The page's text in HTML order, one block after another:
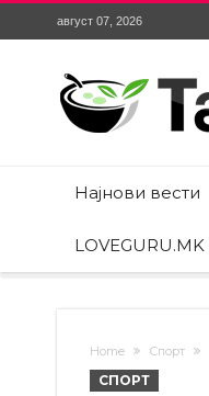
август 07, 2026
Најнови вести
LOVEGURU.MK
Home Спорт
СПОРТ